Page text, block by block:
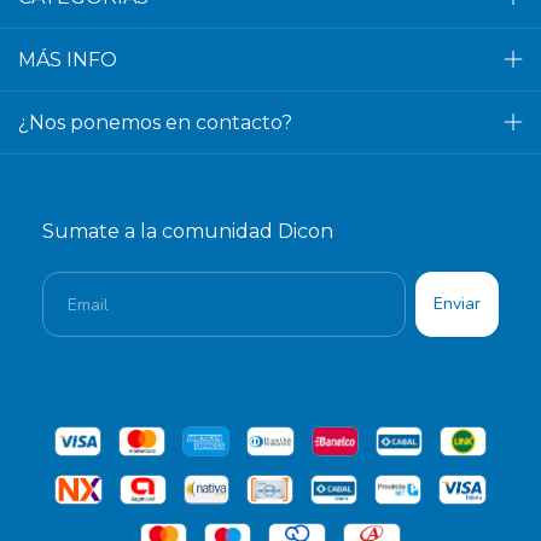
MÁS INFO
¿Nos ponemos en contacto?
Sumate a la comunidad Dicon